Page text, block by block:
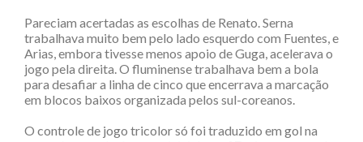
Pareciam acertadas as escolhas de Renato. Serna
trabalhava muito bem pelo lado esquerdo com Fuentes, e
Arias, embora tivesse menos apoio de Guga, acelerava o
jogo pela direita. O fluminense trabalhava bem a bola
para desafiar a linha de cinco que encerrava a marcação
em blocos baixos organizada pelos sul-coreanos.
O controle de jogo tricolor só foi traduzido em gol na